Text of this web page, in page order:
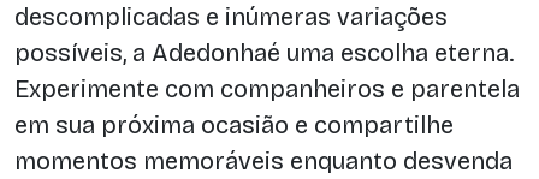
descomplicadas e inúmeras variações
possíveis, a Adedonhaé uma escolha eterna.
Experimente com companheiros e parentela
em sua próxima ocasião e compartilhe
momentos memoráveis enquanto desvenda